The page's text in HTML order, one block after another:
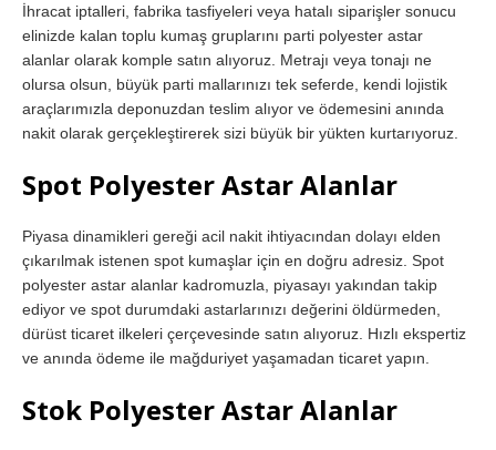
İhracat iptalleri, fabrika tasfiyeleri veya hatalı siparişler sonucu
elinizde kalan toplu kumaş gruplarını parti polyester astar
alanlar olarak komple satın alıyoruz. Metrajı veya tonajı ne
olursa olsun, büyük parti mallarınızı tek seferde, kendi lojistik
araçlarımızla deponuzdan teslim alıyor ve ödemesini anında
nakit olarak gerçekleştirerek sizi büyük bir yükten kurtarıyoruz.
Spot Polyester Astar Alanlar
Piyasa dinamikleri gereği acil nakit ihtiyacından dolayı elden
çıkarılmak istenen spot kumaşlar için en doğru adresiz. Spot
polyester astar alanlar kadromuzla, piyasayı yakından takip
ediyor ve spot durumdaki astarlarınızı değerini öldürmeden,
dürüst ticaret ilkeleri çerçevesinde satın alıyoruz. Hızlı ekspertiz
ve anında ödeme ile mağduriyet yaşamadan ticaret yapın.
Stok Polyester Astar Alanlar